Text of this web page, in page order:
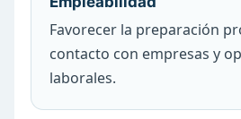
Favorecer la preparación
contacto con empresas y
laborales.